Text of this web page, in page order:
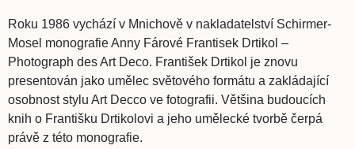
Roku 1986 vychází v Mnichově v nakladatelství Schirmer-
Mosel monografie Anny Fárové Frantisek Drtikol –
Photograph des Art Deco. František Drtikol je znovu
presentován jako umělec světového formátu a zakládající
osobnost stylu Art Decco ve fotografii. Většina budoucích
knih o Františku Drtikolovi a jeho umělecké tvorbě čerpá
právě z této monografie.